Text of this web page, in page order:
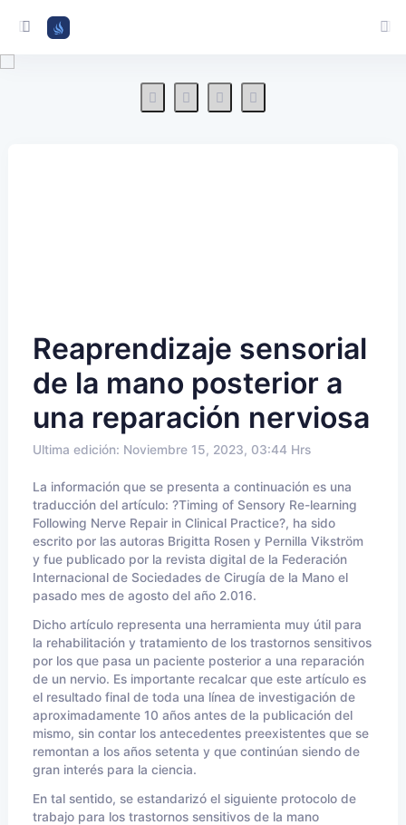
Reaprendizaje sensorial
de la mano posterior a
una reparación nerviosa
Ultima edición: Noviembre 15, 2023, 03:44 Hrs
La información que se presenta a continuación es una
traducción del artículo: ?Timing of Sensory Re-learning
Following Nerve Repair in Clinical Practice?, ha sido
escrito por las autoras Brigitta Rosen y Pernilla Vikström
y fue publicado por la revista digital de la Federación
Internacional de Sociedades de Cirugía de la Mano el
pasado mes de agosto del año 2.016.
Dicho artículo representa una herramienta muy útil para
la rehabilitación y tratamiento de los trastornos sensitivos
por los que pasa un paciente posterior a una reparación
de un nervio. Es importante recalcar que este artículo es
el resultado final de toda una línea de investigación de
aproximadamente 10 años antes de la publicación del
mismo, sin contar los antecedentes preexistentes que se
remontan a los años setenta y que continúan siendo de
gran interés para la ciencia.
En tal sentido, se estandarizó el siguiente protocolo de
trabajo para los trastornos sensitivos de la mano